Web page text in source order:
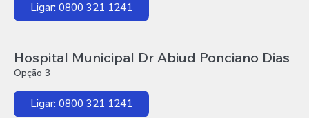
Ligar: 0800 321 1241
Hospital Municipal Dr Abiud Ponciano Dias
Opção 3
Ligar: 0800 321 1241